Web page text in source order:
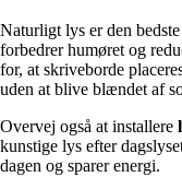
Naturligt lys er den
forbedrer humøret og
for, at skriveborde
uden at blive blændet af
Overvej også at installere
kunstige lys efter
dagen og sparer energi.